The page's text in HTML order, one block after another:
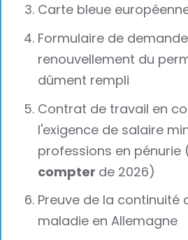
Carte bleue
Formulaire de
renouvellement du
dûment rempli
Contrat de travail en
l'exigence de salaire
professions en pénurie
compter de 2026)
Preuve de la continuité
maladie en Allemagne